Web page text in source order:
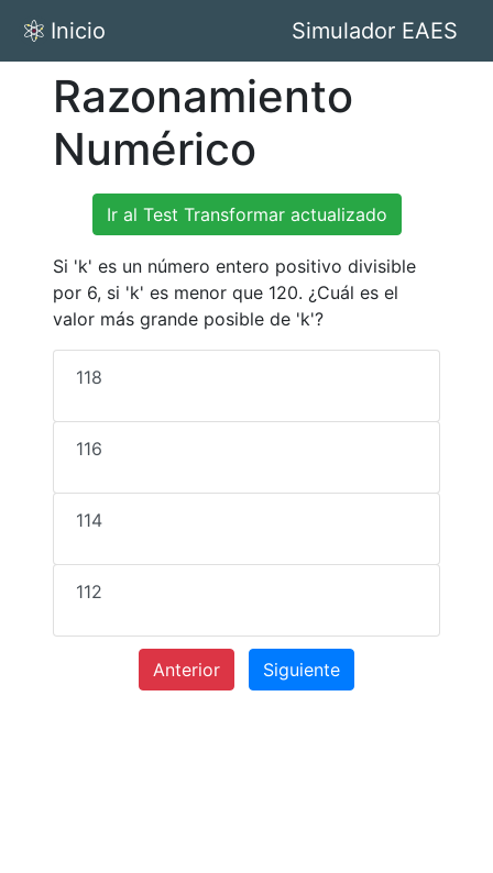
Inicio Simulador EAES
Razonamiento
Numérico
Ir al Test Transformar actualizado
Si 'k' es un número entero positivo divisible
por 6, si 'k' es menor que 120. ¿Cuál es el
valor más grande posible de 'k'?
118
116
114
112
Anterior Siguiente